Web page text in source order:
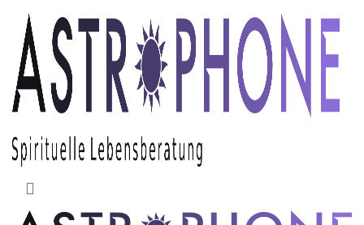
Skip to main content